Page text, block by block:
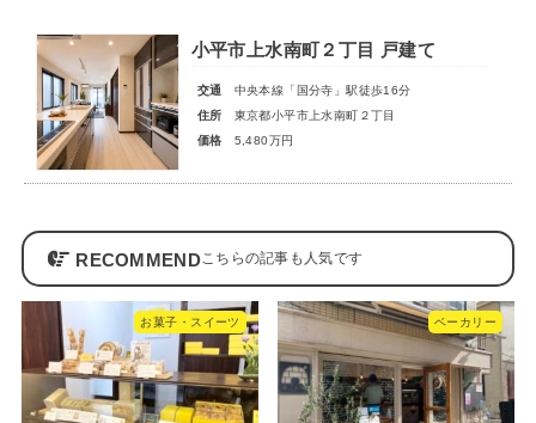
小平市上水南町２丁目 戸建て
交通
中央本線「国分寺」駅徒歩16分
住所
東京都小平市上水南町２丁目
価格
5,480万円
RECOMMEND
お菓子・スイーツ ベーカリー